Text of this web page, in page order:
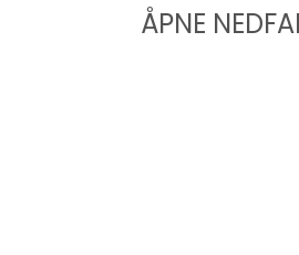
ÅPNE